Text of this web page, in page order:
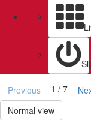
Previous 1 / 7
Normal view